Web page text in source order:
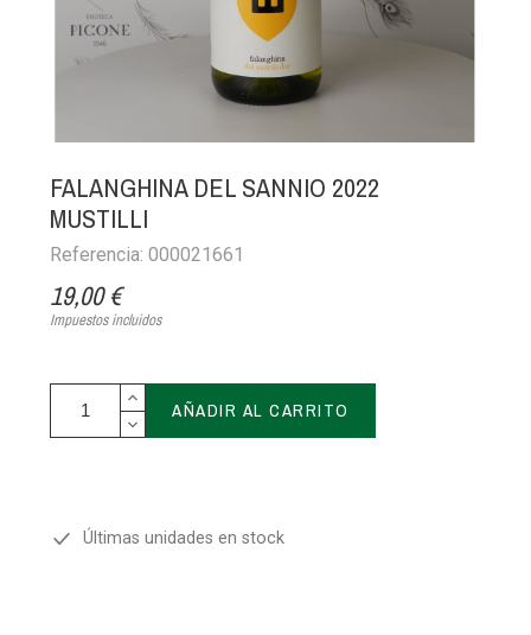
FALANGHINA DEL SANNIO 2022
MUSTILLI
Referencia: 000021661
19,00 €
Impuestos incluidos
AÑADIR AL CARRITO
Últimas unidades en stock